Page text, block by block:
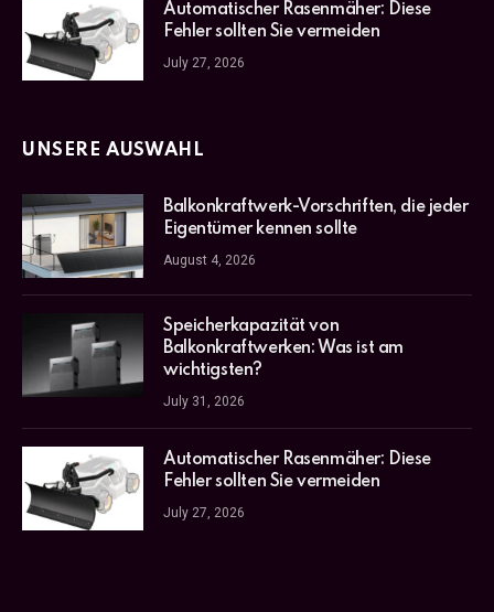
Automatischer Rasenmäher: Diese
Fehler sollten Sie vermeiden
July 27, 2026
UNSERE AUSWAHL
Balkonkraftwerk-Vorschriften, die jeder
Eigentümer kennen sollte
August 4, 2026
Speicherkapazität von
Balkonkraftwerken: Was ist am
wichtigsten?
July 31, 2026
Automatischer Rasenmäher: Diese
Fehler sollten Sie vermeiden
July 27, 2026